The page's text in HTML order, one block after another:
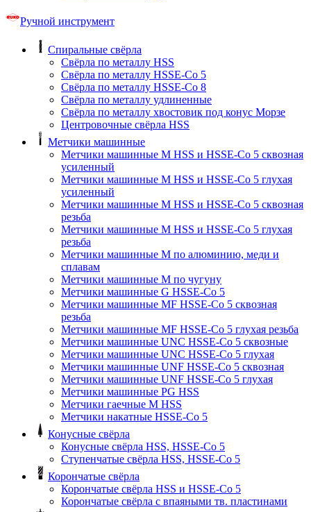
Ручной инструмент
Спиральные свёрла
Свёрла по металлу HSS
Свёрла по металлу HSSE-Co 5
Свёрла по металлу HSSE-Co 8
Свёрла по металлу удлиненные
Свёрла по металлу хвостовик под конус Морзе
Центровочные свёрла HSS
Метчики машинные
Метчики машинные M HSS и HSSE-Co 5 сквозная
усиленный
Метчики машинные M HSS и HSSE-Co 5 глухая
усиленный
Метчики машинные M HSS и HSSE-Co 5 сквозная
резьба
Метчики машинные M HSS и HSSE-Co 5 глухая
резьба
Метчики машинные M по алюминию, меди и
сплавам
Метчики машинные M по чугуну
Метчики машинные G HSSE-Co 5
Метчики машинные MF HSSE-Co 5 сквозная
резьба
Метчики машинные MF HSSE-Co 5 глухая резьба
Метчики машинные UNC HSSE-Co 5 сквозные
Метчики машинные UNC HSSE-Co 5 глухая
Метчики машинные UNF HSSE-Co 5 сквозная
Метчики машинные UNF HSSE-Co 5 глухая
Метчики машинные PG HSS
Метчики гаечные M HSS
Метчики накатные HSSE-Co 5
Конусные свёрла
Конусные свёрла HSS, HSSE-Co 5
Ступенчатые свёрла HSS, HSSE-Co 5
Корончатые свёрла
Корончатые свёрла HSS и HSSE-Co 5
Корончатые свёрла с впаяными тв. пластинами